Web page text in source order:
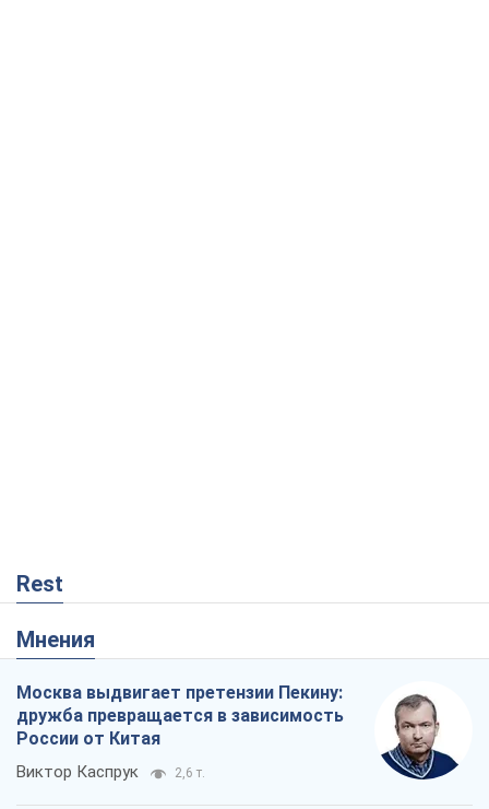
Rest
Мнения
Москва выдвигает претензии Пекину:
дружба превращается в зависимость
России от Китая
Виктор Каспрук 2,6 т.